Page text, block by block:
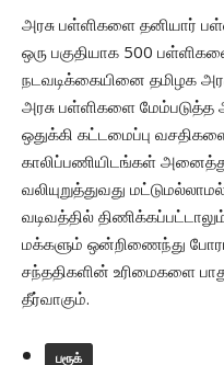
அரசு பள்ளிகளை தனியார்
ஒரு பகுதியாக 500
நடவடிக்கையினை தமிழக
அரசு பள்ளிகளை மேம்படுத்த
ஒதுக்கி கட்டமைப்பு
காலிப்பணியிடங்கள்
வலியுறுத்துவது
வடிவத்தில்
மக்களும் ஒன்றிணைந்து
சந்ததிகளின் உரிமைகளை
தீர்வாகும்.
பரூக்